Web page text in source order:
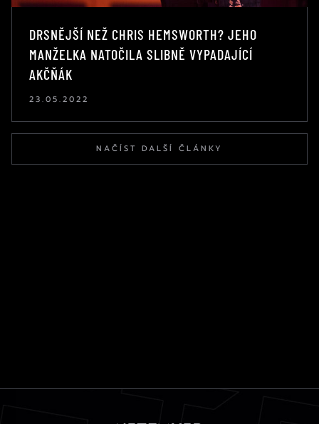
DRSNĚJŠÍ NEŽ CHRIS HEMSWORTH? JEHO
MANŽELKA NATOČILA SLIBNĚ VYPADAJÍCÍ
AKČŇÁK
23.05.2022
NAČÍST DALŠÍ ČLÁNKY